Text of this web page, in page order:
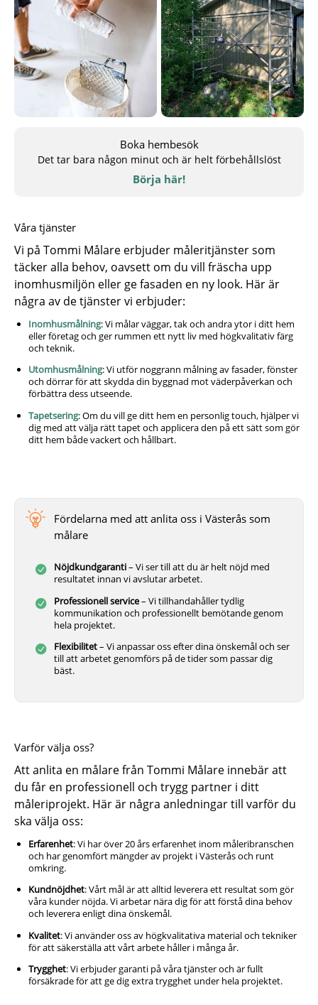
Boka hembesök
Det tar bara någon minut och är helt förbehållslöst
Börja här!
Våra tjänster
Vi på Tommi Målare erbjuder måleritjänster som
täcker alla behov, oavsett om du vill fräscha upp
inomhusmiljön eller ge fasaden en ny look. Här är
några av de tjänster vi erbjuder:
Inomhusmålning: Vi målar väggar, tak och andra ytor i ditt hem
eller företag och ger rummen ett nytt liv med högkvalitativ färg
och teknik.
Utomhusmålning: Vi utför noggrann målning av fasader, fönster
och dörrar för att skydda din byggnad mot väderpåverkan och
förbättra dess utseende.
Tapetsering: Om du vill ge ditt hem en personlig touch, hjälper vi
dig med att välja rätt tapet och applicera den på ett sätt som gör
ditt hem både vackert och hållbart.
Fördelarna med att anlita oss i Västerås som
målare
Nöjdkundgaranti– Vi ser till att du är helt nöjd med
resultatet innan vi avslutar arbetet.
Professionell service– Vi tillhandahåller tydlig
kommunikation och professionellt bemötande genom
hela projektet.
Flexibilitet– Vi anpassar oss efter dina önskemål och ser
till att arbetet genomförs på de tider som passar dig
bäst.
Varför välja oss?
Att anlita en målare från Tommi Målare innebär att
du får en professionell och trygg partner i ditt
måleriprojekt. Här är några anledningar till varför du
ska välja oss:
Erfarenhet: Vi har över 20 års erfarenhet inom måleribranschen
och har genomfört mängder av projekt i Västerås och runt
omkring.
Kundnöjdhet: Vårt mål är att alltid leverera ett resultat som gör
våra kunder nöjda. Vi arbetar nära dig för att förstå dina behov
och leverera enligt dina önskemål.
Kvalitet: Vi använder oss av högkvalitativa material och tekniker
för att säkerställa att vårt arbete håller i många år.
Trygghet: Vi erbjuder garanti på våra tjänster och är fullt
försäkrade för att ge dig extra trygghet under hela projektet.